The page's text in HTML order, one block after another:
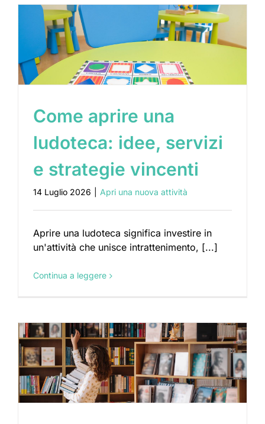
Come aprire una
ludoteca: idee, servizi
e strategie vincenti
14 Luglio 2026 Apri una nuova attività
Aprire una ludoteca significa investire in
un'attività che unisce intrattenimento, [...]
Continua a leggere